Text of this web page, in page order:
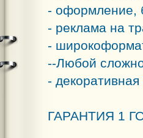
- оформление,
- реклама на
-
--Любой
-
ГАРАНТИЯ 1